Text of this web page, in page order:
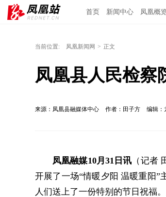
首页 新闻中心 凤凰概
当前位置: 凤凰新闻网 > 正文
凤凰县人民检察
来源：凤凰县融媒体中心 作者：田子方 编辑：
凤凰融媒10月31日讯 （记者
开展了一场“情暖夕阳 温暖重阳
人们送上了一份特别的节日祝福